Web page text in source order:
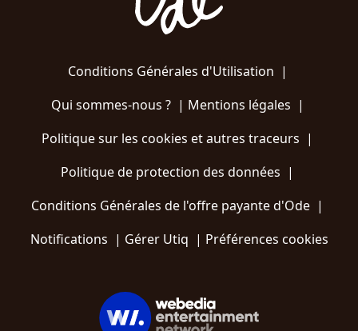
Conditions Générales d'Utilisation |
Qui sommes-nous ?| Mentions légales |
Politique sur les cookies et autres traceurs |
Politique de protection des données |
Conditions Générales de l'offre payante d'Ode |
Notifications | Gérer Utiq | Préférences cookies